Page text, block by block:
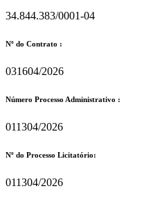
34.844.383/0001-04
Nº do Contrato :
031604/2026
Número Processo Administrativo :
011304/2026
Nº do Processo Licitatório:
011304/2026